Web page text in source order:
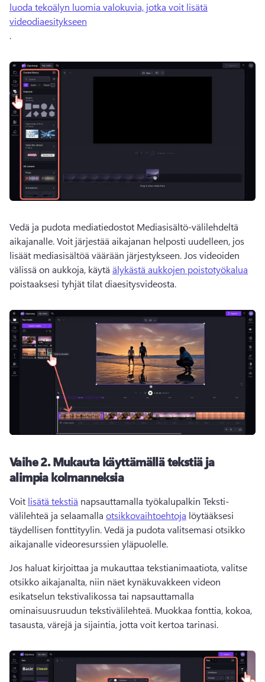
luoda tekoälyn luomia valokuvia, jotka voit lisätä
videodiaesitykseen
.
Vedä ja pudota mediatiedostot Mediasisältö-välilehdeltä
aikajanalle. Voit järjestää aikajanan helposti uudelleen, jos
lisäät mediasisältöä väärään järjestykseen. Jos videoiden
välissä on aukkoja, käytä älykästä aukkojen poistotyökalua
poistaaksesi tyhjät tilat diaesitysvideosta.
Vaihe 2.Mukauta käyttämällä tekstiä ja
alimpia kolmanneksia
Voit lisätä tekstiä napsauttamalla työkalupalkin Teksti-
välilehteä ja selaamalla otsikkovaihtoehtoja löytääksesi
täydellisen fonttityylin. Vedä ja pudota valitsemasi otsikko
aikajanalle videoresurssien yläpuolelle.
Jos haluat kirjoittaa ja mukauttaa tekstianimaatiota, valitse
otsikko aikajanalta, niin näet kynäkuvakkeen videon
esikatselun tekstivalikossa tai napsauttamalla
ominaisuusruudun tekstivälilehteä. Muokkaa fonttia, kokoa,
tasausta, värejä ja sijaintia, jotta voit kertoa tarinasi.